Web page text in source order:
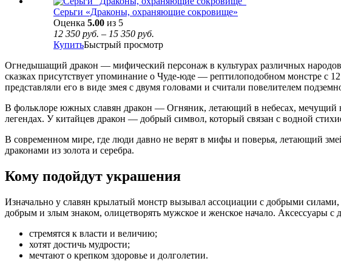
Серьги «Драконы, охраняющие сокровище»
Оценка 5.00 из 5
12 350 руб. – 15 350 руб.
КупитьБыстрый просмотр
Огнедышащий дракон — мифический персонаж в культурах различных
сказках присутствует упоминание о Чуде-юде — рептилоподобном монстре с
представляли его в виде змея с двумя головами и считали повелителем
В фольклоре южных славян дракон — Огняник, летающий в небесах, мечущий
легендах. У китайцев дракон — добрый символ, который связан с водной
В современном мире, где люди давно не верят в мифы и поверья, летающий
драконами из золота и серебра.
Кому подойдут украшения
Изначально у славян крылатый монстр вызывал ассоциации с добрыми
добрым и злым знаком, олицетворять мужское и женское начало. Аксессуары
стремятся к власти и величию;
хотят достичь мудрости;
мечтают о крепком здоровье и долголетии.